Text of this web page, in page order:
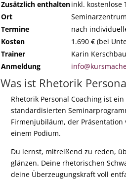
Zusätzlich enthalteninkl. kostenlose
Ort
Termine
nach
Kosten
1.690 € (bei
Trainer
Karin
Anmeldung
Was ist Rhetorik
Rhetorik Personal Coaching ist
standardisierten
Firmenjubiläum, der
einem Podium.
Du lernst, mitreißend zu reden,
glänzen. Deine rhetorischen
deine Überzeugungskraft voll